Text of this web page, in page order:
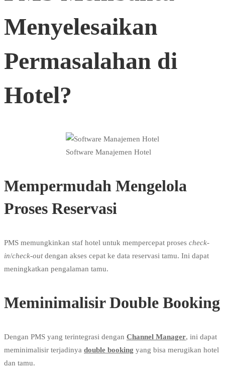
Menyelesaikan
Permasalahan di
Hotel?
Software Manajemen Hotel
Mempermudah Mengelola
Proses Reservasi
PMS memungkinkan staf hotel untuk mempercepat proses check-
in/check-outdengan akses cepat ke data reservasi tamu. Ini dapat
meningkatkan pengalaman tamu.
Meminimalisir Double Booking
Dengan PMS yang terintegrasi dengan Channel Manager, ini dapat
meminimalisir terjadinya double booking yang bisa merugikan hotel
dan tamu.